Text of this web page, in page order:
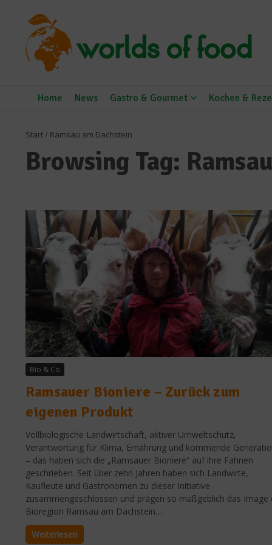
Home News Gastro & Gourmet Kochen &
Start/ Ramsau am Dachstein
Browsing Tag:
Bio & Co
Ramsauer Bioniere – Zurück zum
eigenen Produkt
Vollbiologische Landwirtschaft, aktiver Umweltschutz,
Verantwortung für Klima, Ernährung und kommende
– das haben sich die „Ramsauer Bioniere“ auf ihre Fahnen
geschrieben. Seit über zehn Jahren haben sich Landwirte,
Kaufleute und Gastronomen zu dieser Initiative
zusammengeschlossen und prägen so maßgeblich das Image
Bioregion Ramsau am Dachstein....
Weiterlesen